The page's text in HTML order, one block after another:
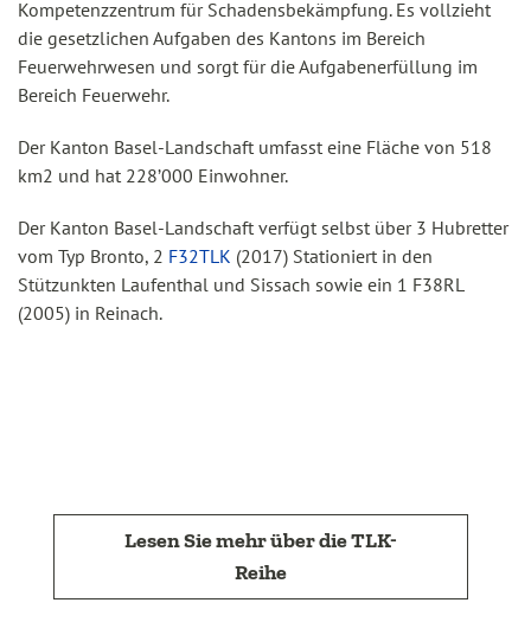
Kompetenzzentrum für Schadensbekämpfung. Es vollzieht
die gesetzlichen Aufgaben des Kantons im Bereich
Feuerwehrwesen und sorgt für die Aufgabenerfüllung im
Bereich Feuerwehr.
Der Kanton Basel-Landschaft umfasst eine Fläche von 518
km2 und hat 228’000 Einwohner.
Der Kanton Basel-Landschaft verfügt selbst über 3 Hubretter
vom Typ Bronto, 2 F32TLK (2017) Stationiert in den
Stützunkten Laufenthal und Sissach sowie ein 1 F38RL
(2005) in Reinach.
Lesen Sie mehr über die TLK-
Reihe